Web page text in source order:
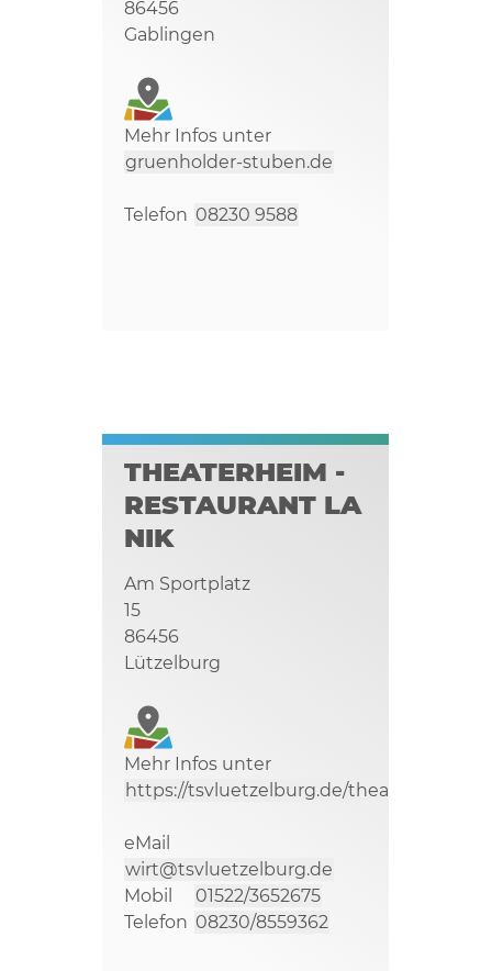
86456
Gablingen
Mehr Infos unter
gruenholder-stuben.de
Telefon 08230 9588
THEATERHEIM -
RESTAURANT LA
NIK
Am Sportplatz
15
86456
Lützelburg
Mehr Infos unter
https://tsvluetzelburg.de/theaterheim/
eMail
wirt@tsvluetzelburg.de
Mobil
01522/3652675
Telefon 08230/8559362